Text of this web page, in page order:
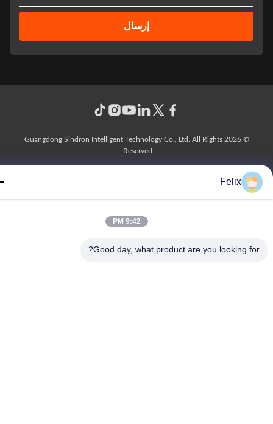
إرسال
© 2026 Guangdong Sindron Intelligent Technology Co., Ltd. All Rights
Reserved.
Felix
9:42 PM
Good day, what product are you looking